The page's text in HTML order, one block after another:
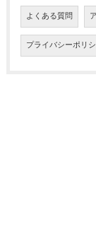
よくある質問
プライバシーポリ